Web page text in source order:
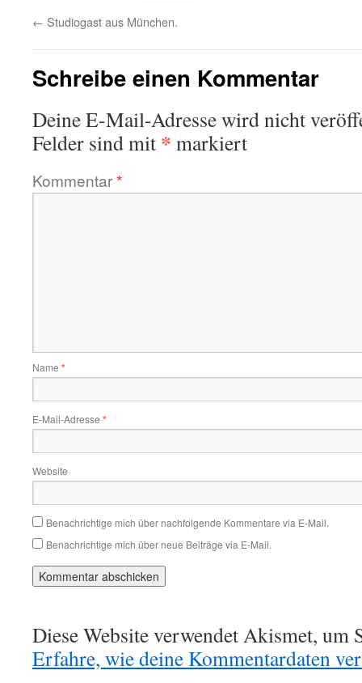
← Studiogast aus München.
Schreibe einen Kommentar
Deine E-Mail-Adresse wird nicht
Felder sind mit * markiert
Kommentar*
Name *
E-Mail-Adresse *
Website
Benachrichtige mich über nachfolgende Kommentare via E-Mail.
Benachrichtige mich über neue Beiträge via E-Mail.
Diese Website verwendet Akismet, um
Erfahre, wie deine Kommentardaten